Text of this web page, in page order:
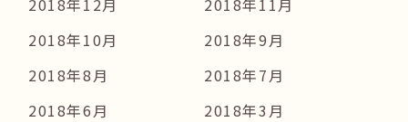
2018年10月
2018年9月
2018年8月
2018年7月
2018年6月
2018年3月